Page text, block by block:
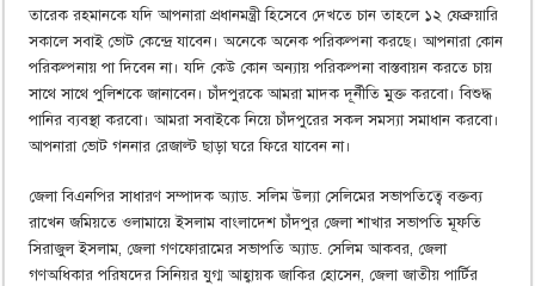
তারেক রহমানকে যদি আপনারা প্রধানমন্ত্রী হিসেবে দেখতে চান তাহলে ১২ ফেব্রুয়ারি
সকালে সবাই ভোট কেন্দ্রে যাবেন। অনেকে অনেক পরিকল্পনা করছে। আপনারা কোন
পরিকল্পনায় পা দিবেন না। যদি কেউ কোন অন্যায় পরিকল্পনা বাস্তবায়ন করতে চায়
সাথে সাথে পুলিশকে জানাবেন। চাঁদপুরকে আমরা মাদক দূর্নীতি মুক্ত করবো। বিশুদ্ধ
পানির ব্যবস্থা করবো। আমরা সবাইকে নিয়ে চাঁদপুরের সকল সমস্যা সমাধান করবো।
আপনারা ভোট গননার রেজাল্ট ছাড়া ঘরে ফিরে যাবেন না।
জেলা বিএনপির সাধারণ সম্পাদক অ্যাড. সলিম উল্যা সেলিমের সভাপতিত্বে বক্তব্য
রাখেন জমিয়তে ওলামায়ে ইসলাম বাংলাদেশ চাঁদপুর জেলা শাখার সভাপতি মূফতি
সিরাজুল ইসলাম, জেলা গণফোরামের সভাপতি অ্যাড. সেলিম আকবর, জেলা
গণঅধিকার পরিষদের সিনিয়র যুগ্ম আহ্বায়ক জাকির হোসেন, জেলা জাতীয় পার্টির